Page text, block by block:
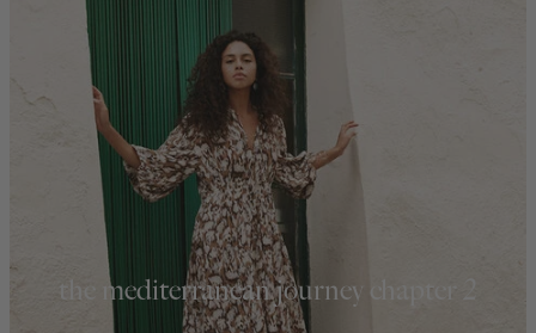
the mediterranean journey chapter 2